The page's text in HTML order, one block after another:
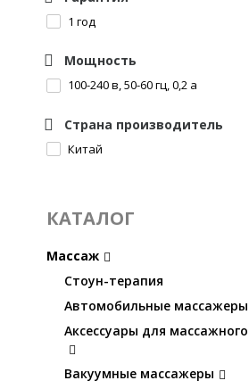
1 год
Мощность
100-240 в, 50-60 гц, 0,2 а
Страна производитель
Китай
КАТАЛОГ
Массаж
Стоун-терапия
Автомобильные массажеры
Аксессуары для
Вакуумные массажеры